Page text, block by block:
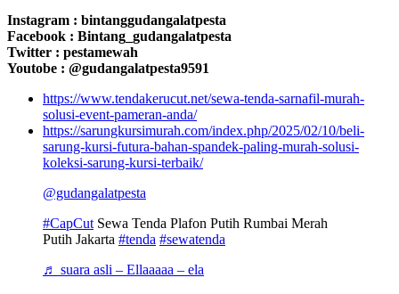
Instagram : bintanggudangalatpesta
Facebook : Bintang_gudangalatpesta
Twitter : pestamewah
Youtobe : @gudangalatpesta9591
https://www.tendakerucut.net/sewa-tenda-sarnafil-murah-
solusi-event-pameran-anda/
https://sarungkursimurah.com/index.php/2025/02/10/beli-
sarung-kursi-futura-bahan-spandek-paling-murah-solusi-
koleksi-sarung-kursi-terbaik/
@gudangalatpesta
#CapCut Sewa Tenda Plafon Putih Rumbai Merah
Putih Jakarta #tenda #sewatenda
♬ suara asli – Ellaaaaa – ela